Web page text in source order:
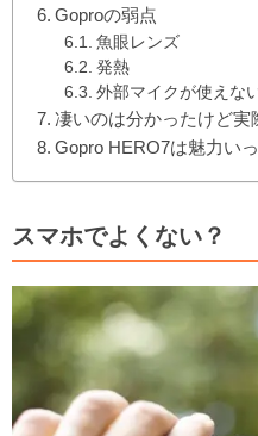
Goproの弱点
魚眼レンズ
発熱
外部マイクが使えな
凄いのは分かったけど
Gopro HERO7は魅力い
スマホでよくない？